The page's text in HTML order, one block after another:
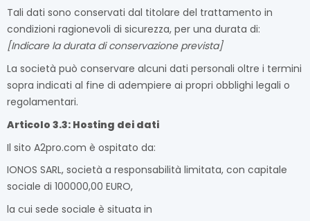
Tali dati sono conservati dal titolare del trattamento in
condizioni ragionevoli di sicurezza, per una durata di:
[Indicare la durata di conservazione prevista]
La società può conservare alcuni dati personali oltre i termini
sopra indicati al fine di adempiere ai propri obblighi legali o
regolamentari.
Articolo 3.3: Hosting dei dati
Il sito A2pro.com è ospitato da:
IONOS SARL, società a responsabilità limitata, con capitale
sociale di 100000,00 EURO,
la cui sede sociale è situata in